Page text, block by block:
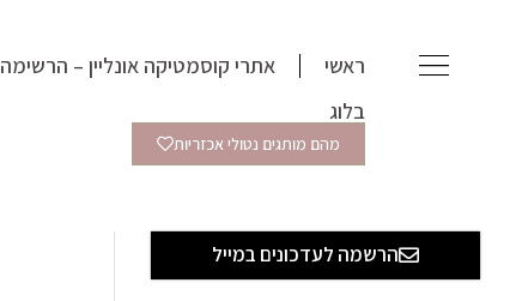
ראשי אתרי קוסמטיקה אונליין – הרשימה
בלוג
מהם מותגים נטולי אכזריות
הרשמה לעדכונים במייל